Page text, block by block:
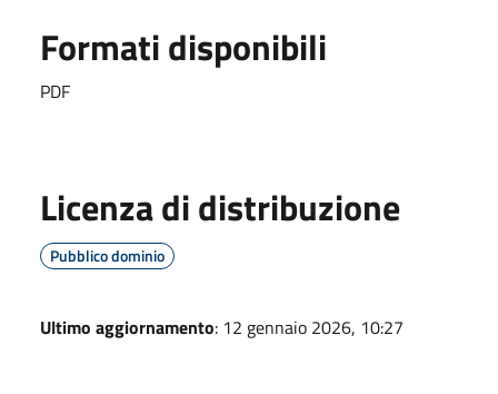
Formati disponibili
PDF
Licenza di distribuzione
Pubblico dominio
Ultimo aggiornamento: 12 gennaio 2026, 10:27